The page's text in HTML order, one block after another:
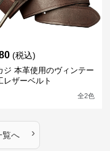
(税込)
ジ 本革使用のヴィンテー
レザーベルト
全2色
覧へ ›